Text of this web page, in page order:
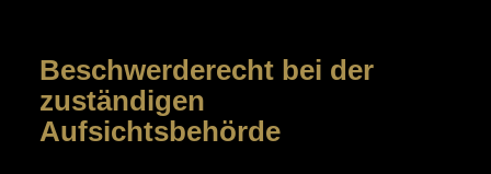
Beschwerderecht bei der
zuständigen
Aufsichtsbehörde